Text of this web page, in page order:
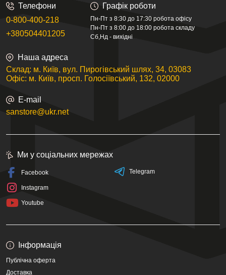
Телефони
0-800-400-218
+380504401205
Графік роботи
Пн-Пт з 8:30 до 17:30 робота офісу
Пн-Пт з 8:00 до 18:00 робота складу
Сб,Нд - вихідні
Наша адреса
Склад: м. Київ, вул. Пирогівський шлях, 34, 03083
Офіс: м. Київ, просп. Голосіївський, 132, 02000
E-mail
sanstore@ukr.net
Інформація
Публічна оферта
Доставка
Ми у соціальних мережах
Facebook
Instagram
Youtube
Telegram